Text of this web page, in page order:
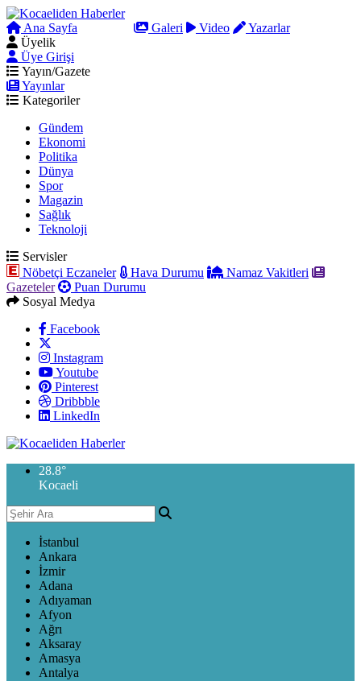
Ana Sayfa Galeri Video
Yazarlar
Üyelik
Üye Girişi
Yayın/Gazete
Yayınlar
Kategoriler
Gündem
Ekonomi
Politika
Dünya
Spor
Magazin
Sağlık
Teknoloji
Servisler
Nöbetçi Eczaneler
Hava Durumu
Namaz Vakitleri
Gazeteler
Puan Durumu
Sosyal Medya
Facebook
Instagram
Youtube
Pinterest
Dribbble
LinkedIn
28.8°
Kocaeli
İstanbul
Ankara
İzmir
Adana
Adıyaman
Afyon
Ağrı
Aksaray
Amasya
Antalya